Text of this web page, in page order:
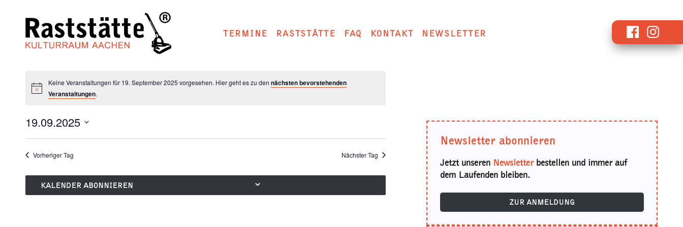
springen
TERMINE RASTSTÄTTE FAQ KONTAKT NEWSLETTER Facebook
Keine Veranstaltungen für 19. September 2025 vorgesehen. Hier geht es zu den nächsten bevorstehenden
Veranstaltungen.
19.09.2025
Datum
wählen.
Vorheriger Tag Nächster Tag
KALENDER ABONNIEREN
Newsletter abonnieren
Jetzt unseren Newsletterbestellen und immer auf
dem Laufenden bleiben.
ZUR ANMELDUNG